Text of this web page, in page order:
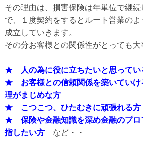
その理由は、損害保険は年単位で継
で、１度契約をするとルート営業の
成立していきます。
その分お客様との関係性がとっても大
★ 人の為に役に立ちたいと思ってい
★ お客様との信頼関係を築いていけ
理がまじめな方
★ こつこつ、ひたむきに頑張れる方
★ 保険や金融知識を深め金融のプロ
指したい方 など・・